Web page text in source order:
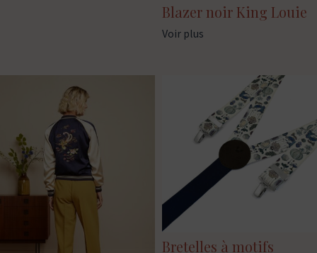
Blazer noir King Louie
Voir plus
Bretelles à motifs